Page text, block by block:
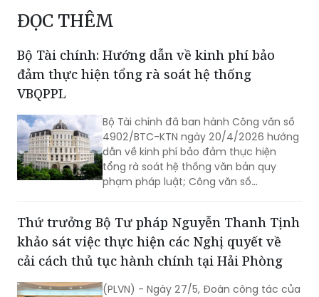
ĐỌC THÊM
Bộ Tài chính: Hướng dẫn về kinh phí bảo
đảm thực hiện tổng rà soát hệ thống
VBQPPL
Bộ Tài chính đã ban hành Công văn số
4902/BTC-KTN ngày 20/4/2026 hướng
dẫn về kinh phí bảo đảm thực hiện
tổng rà soát hệ thống văn bản quy
phạm pháp luật; Công văn số
tổng rà soát hệ thống văn bản quy
phạm pháp luật.
Thứ trưởng Bộ Tư pháp Nguyễn Thanh Tịnh
khảo sát việc thực hiện các Nghị quyết về
cải cách thủ tục hành chính tại Hải Phòng
(PLVN) - Ngày 27/5, Đoàn công tác của